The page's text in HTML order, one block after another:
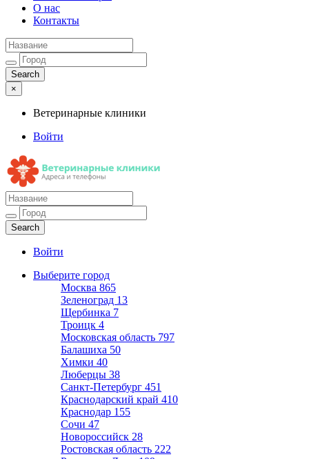
О нас
Контакты
×
Ветеринарные клиники
Войти
Ветеринарные клиники
Адреса и телефоны
Войти
Выберите город
Москва 865
Зеленоград 13
Щербинка 7
Троицк 4
Московская область 797
Балашиха 50
Химки 40
Люберцы 38
Санкт-Петербург 451
Краснодарский край 410
Краснодар 155
Сочи 47
Новороссийск 28
Ростовская область 222